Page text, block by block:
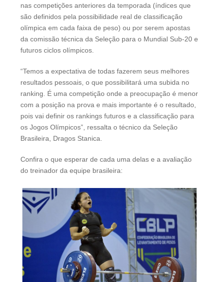
nas competições anteriores da temporada (índices que
são definidos pela possibilidade real de classificação
olímpica em cada faixa de peso) ou por serem apostas
da comissão técnica da Seleção para o Mundial Sub-20 e
futuros ciclos olímpicos.
“Temos a expectativa de todas fazerem seus melhores
resultados pessoais, o que possibilitará uma subida no
ranking. É uma competição onde a preocupação é menor
com a posição na prova e mais importante é o resultado,
pois vai definir os rankings futuros e a classificação para
os Jogos Olímpicos”, ressalta o técnico da Seleção
Brasileira, Dragos Stanica.
Confira o que esperar de cada uma delas e a avaliação
do treinador da equipe brasileira: